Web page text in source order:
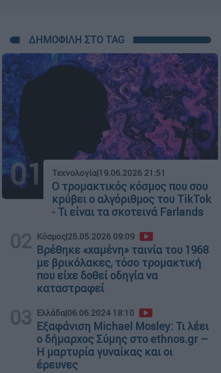
ΔΗΜΟΦΙΛΗ ΣΤΟ TAG
01 Τεχνολογία|19.06.2026 21:51
Ο τρομακτικός κόσμος που σου
κρύβει ο αλγόριθμος του TikTok
- Τι είναι τα σκοτεινά Farlands
02 Κόσμος|25.05.2026 09:09
Βρέθηκε «χαμένη» ταινία του 1968
με βρικόλακες, τόσο τρομακτική
που είχε δοθεί οδηγία να
καταστραφεί
03 Ελλάδα|06.06.2024 18:10
Εξαφάνιση Michael Mosley: Τι λέει
ο δήμαρχος Σύμης στο ethnos.gr –
Η μαρτυρία γυναίκας και οι
έρευνες